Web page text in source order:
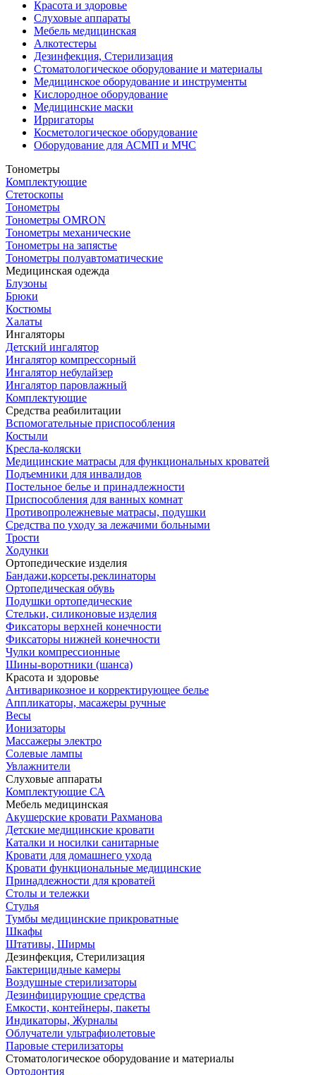
Красота и здоровье
Слуховые аппараты
Мебель медицинская
Алкотестеры
Дезинфекция, Стерилизация
Стоматологическое оборудование и материалы
Медицинское оборудование и инструменты
Кислородное оборудование
Медицинские маски
Ирригаторы
Косметологическое оборудование
Оборудование для АСМП и МЧС
Тонометры
Комплектующие
Стетоскопы
Тонометры
Тонометры OMRON
Тонометры механические
Тонометры на запястье
Тонометры полуавтоматические
Медицинская одежда
Блузоны
Брюки
Костюмы
Халаты
Ингаляторы
Детский ингалятор
Ингалятор компрессорный
Ингалятор небулайзер
Ингалятор паровлажный
Комплектующие
Средства реабилитации
Вспомогательные приспособления
Костыли
Кресла-коляски
Медицинские матрасы для функциональных кроватей
Подъемники для инвалидов
Постельное белье и принадлежности
Приспособления для ванных комнат
Противопролежневые матрасы, подушки
Средства по уходу за лежачими больными
Трости
Ходунки
Ортопедические изделия
Бандажи,корсеты,реклинаторы
Ортопедическая обувь
Подушки ортопедические
Стельки, силиконовые изделия
Фиксаторы верхней конечности
Фиксаторы нижней конечности
Чулки компрессионные
Шины-воротники (шанса)
Красота и здоровье
Антиварикозное и корректирующее белье
Аппликаторы, масажеры ручные
Весы
Ионизаторы
Массажеры электро
Солевые лампы
Увлажнители
Слуховые аппараты
Комплектующие СА
Мебель медицинская
Акушерские кровати Рахманова
Детские медицинские кровати
Каталки и носилки санитарные
Кровати для домашнего ухода
Кровати функциональные медицинские
Принадлежности для кроватей
Столы и тележки
Стулья
Тумбы медицинские прикроватные
Шкафы
Штативы, Ширмы
Дезинфекция, Стерилизация
Бактерицидные камеры
Воздушные стерилизаторы
Дезинфицирующие средства
Емкости, контейнеры, пакеты
Индикаторы, Журналы
Облучатели ультрафиолетовые
Паровые стерилизаторы
Стоматологическое оборудование и материалы
Ортодонтия